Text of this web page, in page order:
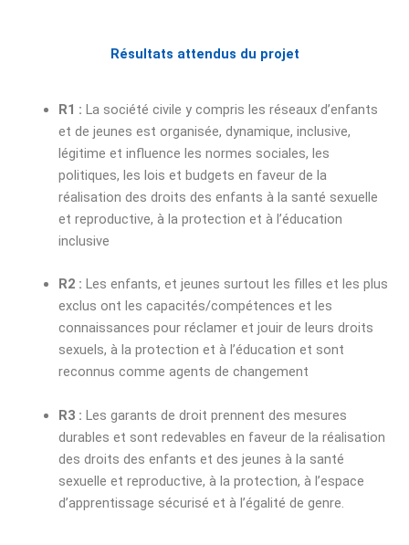
Résultats attendus du projet
R1 : La société civile y compris les réseaux d’enfants
et de jeunes est organisée, dynamique, inclusive,
légitime et influence les normes sociales, les
politiques, les lois et budgets en faveur de la
réalisation des droits des enfants à la santé sexuelle
et reproductive, à la protection et à l’éducation
inclusive
R2 : Les enfants, et jeunes surtout les filles et les plus
exclus ont les capacités/compétences et les
connaissances pour réclamer et jouir de leurs droits
sexuels, à la protection et à l’éducation et sont
reconnus comme agents de changement
R3 : Les garants de droit prennent des mesures
durables et sont redevables en faveur de la réalisation
des droits des enfants et des jeunes à la santé
sexuelle et reproductive, à la protection, à l’espace
d’apprentissage sécurisé et à l’égalité de genre.